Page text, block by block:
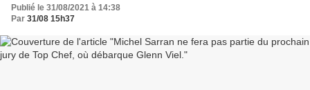
Publié le 31/08/2021 à 14:38
Par 31/08 15h37